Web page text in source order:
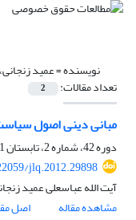
نویسنده =عمید
تعداد مقالات: 2
مبانی دینی اصول
دوره 42، شماره 2، تابستان 1391، صفحه
jlq.2012.29898
آیت الله عباسعلی عمید
مشاهده مقاله
اصل